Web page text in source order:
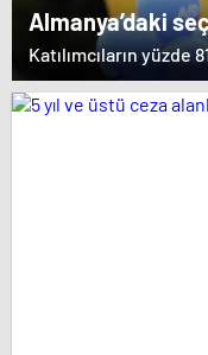
Almanya’daki
kötü haber
Katılımcıların
halkın günlük
düşündüğünü belirtti.